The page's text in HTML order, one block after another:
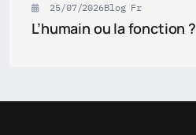
25/07/2026Blog Fr
L’humain ou la fonction ?